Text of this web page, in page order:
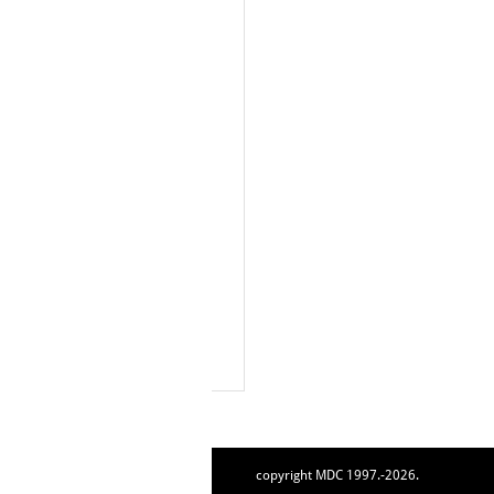
copyright MDC 1997.-2026.